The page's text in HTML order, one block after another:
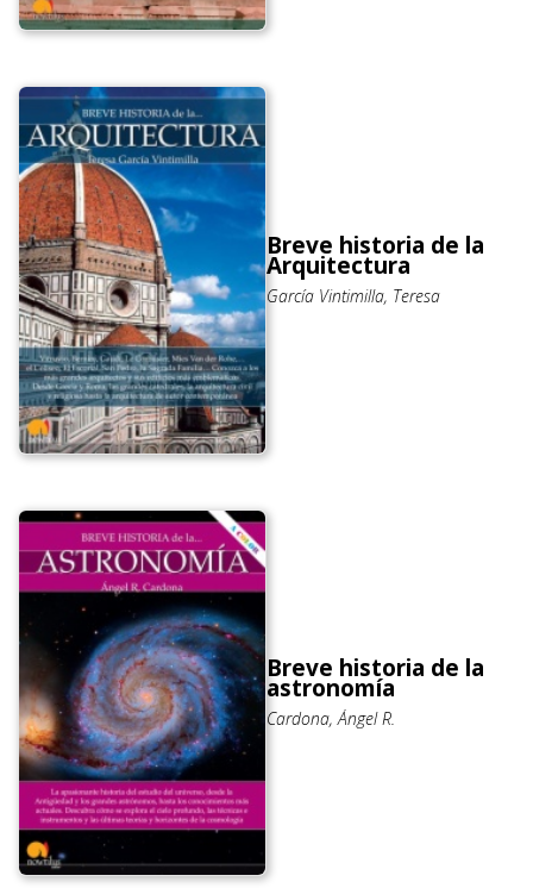
Breve historia de la
Arquitectura
García Vintimilla, Teresa
Breve historia de la
astronomía
Cardona, Ángel R.